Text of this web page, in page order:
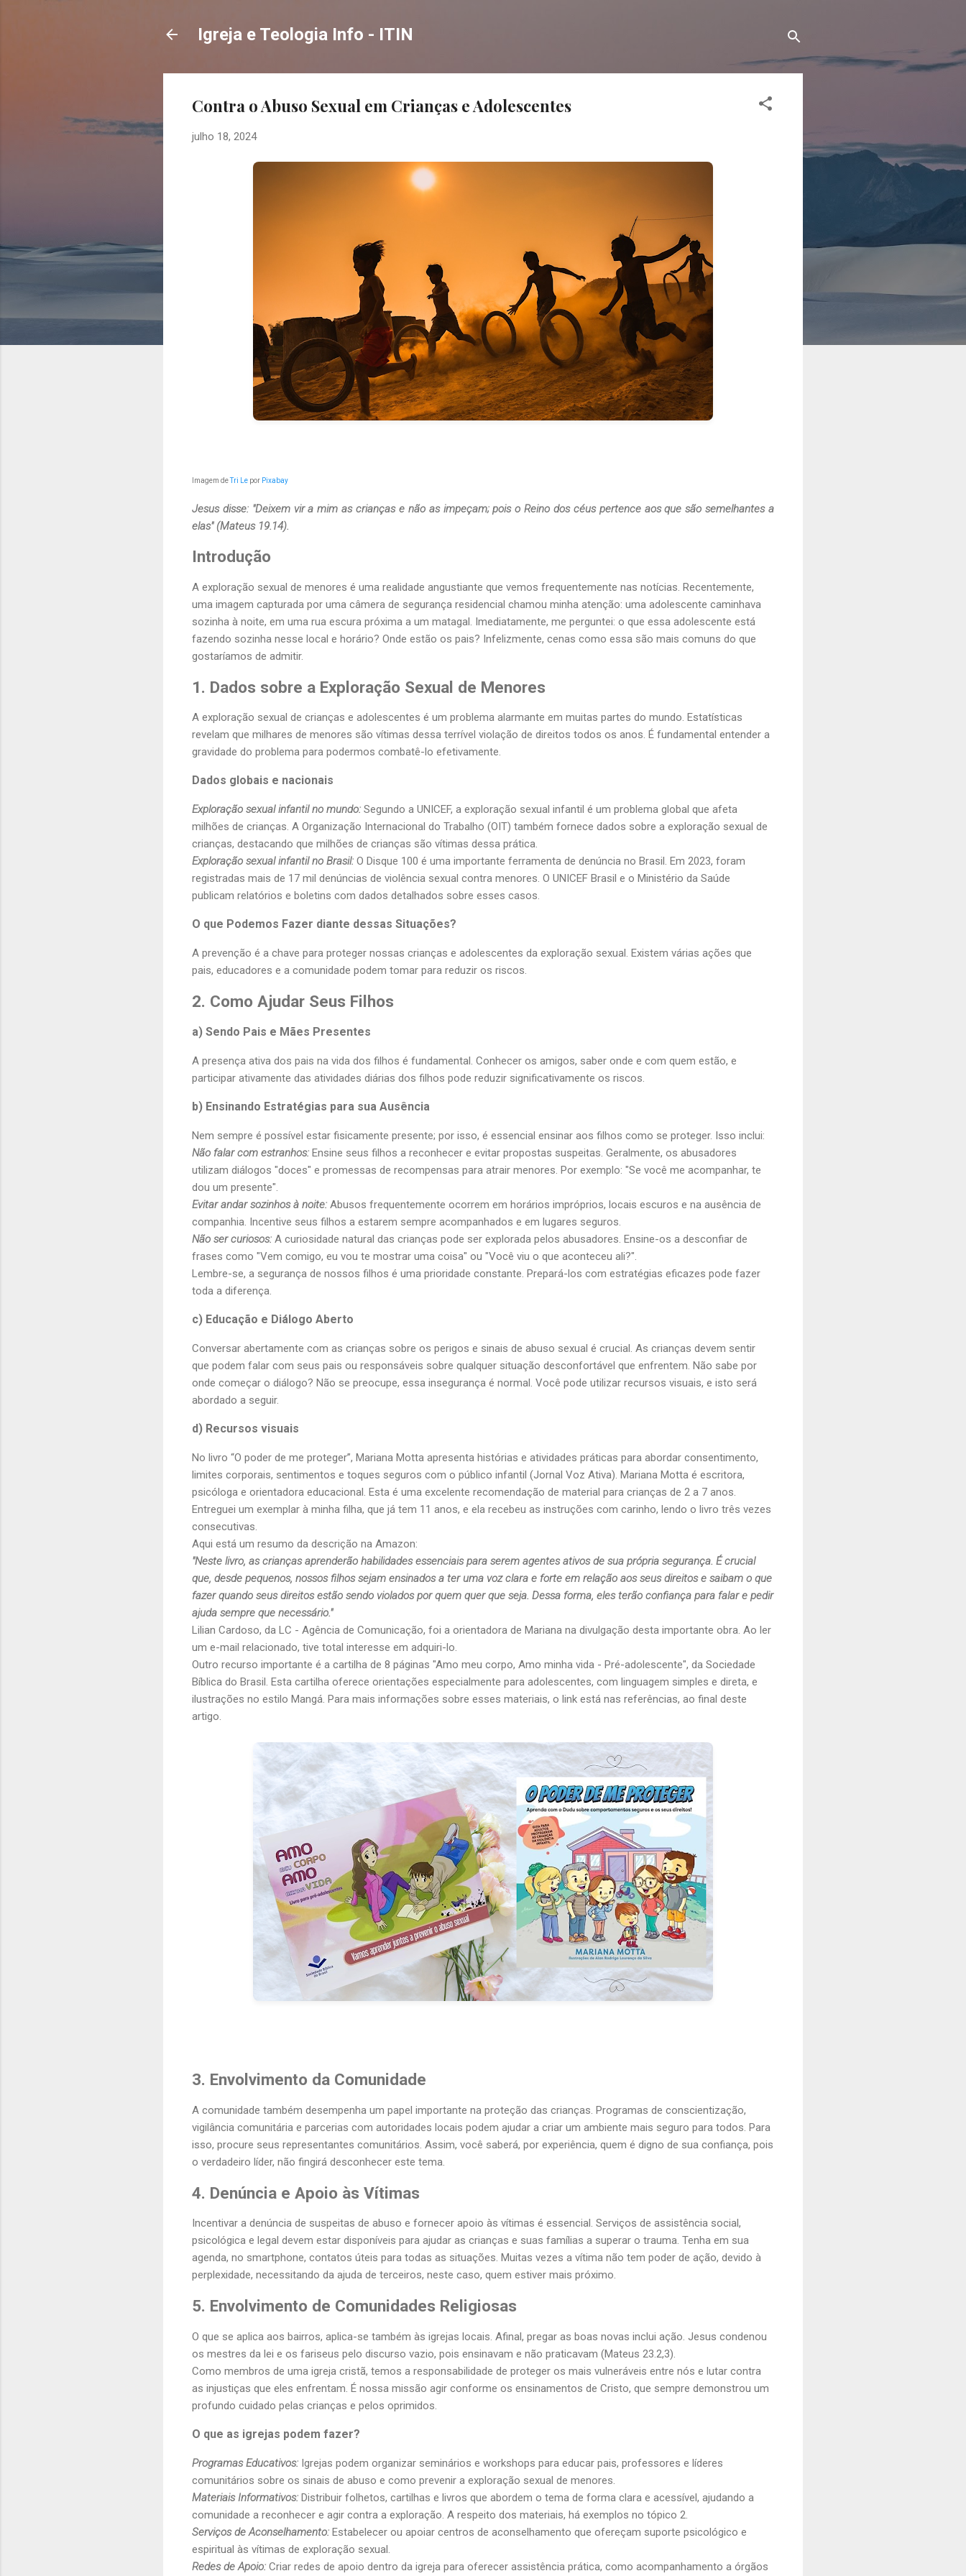
Igreja e Teologia Info - ITIN
Contra o Abuso Sexual em Crianças e Adolescentes
julho 18, 2024
Imagem deTri Le por Pixabay
Jesus disse: "Deixem vir a mim as crianças e não as impeçam; pois o Reino dos céus pertence aos que são semelhantes a
elas" (Mateus 19.14).
Introdução
A exploração sexual de menores é uma realidade angustiante que vemos frequentemente nas notícias. Recentemente,
uma imagem capturada por uma câmera de segurança residencial chamou minha atenção: uma adolescente caminhava
sozinha à noite, em uma rua escura próxima a um matagal. Imediatamente, me perguntei: o que essa adolescente está
fazendo sozinha nesse local e horário? Onde estão os pais? Infelizmente, cenas como essa são mais comuns do que
gostaríamos de admitir.
1. Dados sobre a Exploração Sexual de Menores
A exploração sexual de crianças e adolescentes é um problema alarmante em muitas partes do mundo. Estatísticas
revelam que milhares de menores são vítimas dessa terrível violação de direitos todos os anos. É fundamental entender a
gravidade do problema para podermos combatê-lo efetivamente.
Dados globais e nacionais
Exploração sexual infantil no mundo: Segundo a UNICEF, a exploração sexual infantil é um problema global que afeta
milhões de crianças. A Organização Internacional do Trabalho (OIT) também fornece dados sobre a exploração sexual de
crianças, destacando que milhões de crianças são vítimas dessa prática.
Exploração sexual infantil no Brasil: O Disque 100 é uma importante ferramenta de denúncia no Brasil. Em 2023, foram
registradas mais de 17 mil denúncias de violência sexual contra menores. O UNICEF Brasil e o Ministério da Saúde
publicam relatórios e boletins com dados detalhados sobre esses casos.
O que Podemos Fazer diante dessas Situações?
A prevenção é a chave para proteger nossas crianças e adolescentes da exploração sexual. Existem várias ações que
pais, educadores e a comunidade podem tomar para reduzir os riscos.
2. Como Ajudar Seus Filhos
a) Sendo Pais e Mães Presentes
A presença ativa dos pais na vida dos filhos é fundamental. Conhecer os amigos, saber onde e com quem estão, e
participar ativamente das atividades diárias dos filhos pode reduzir significativamente os riscos.
b) Ensinando Estratégias para sua Ausência
Nem sempre é possível estar fisicamente presente; por isso, é essencial ensinar aos filhos como se proteger. Isso inclui:
Não falar com estranhos: Ensine seus filhos a reconhecer e evitar propostas suspeitas. Geralmente, os abusadores
utilizam diálogos "doces" e promessas de recompensas para atrair menores. Por exemplo: "Se você me acompanhar, te
dou um presente".
Evitar andar sozinhos à noite: Abusos frequentemente ocorrem em horários impróprios, locais escuros e na ausência de
companhia. Incentive seus filhos a estarem sempre acompanhados e em lugares seguros.
Não ser curiosos: A curiosidade natural das crianças pode ser explorada pelos abusadores. Ensine-os a desconfiar de
frases como "Vem comigo, eu vou te mostrar uma coisa" ou "Você viu o que aconteceu ali?".
Lembre-se, a segurança de nossos filhos é uma prioridade constante. Prepará-los com estratégias eficazes pode fazer
toda a diferença.
c) Educação e Diálogo Aberto
Conversar abertamente com as crianças sobre os perigos e sinais de abuso sexual é crucial. As crianças devem sentir
que podem falar com seus pais ou responsáveis sobre qualquer situação desconfortável que enfrentem. Não sabe por
onde começar o diálogo? Não se preocupe, essa insegurança é normal. Você pode utilizar recursos visuais, e isto será
abordado a seguir.
d) Recursos visuais
No livro “O poder de me proteger”, Mariana Motta apresenta histórias e atividades práticas para abordar consentimento,
limites corporais, sentimentos e toques seguros com o público infantil (Jornal Voz Ativa). Mariana Motta é escritora,
psicóloga e orientadora educacional. Esta é uma excelente recomendação de material para crianças de 2 a 7 anos.
Entreguei um exemplar à minha filha, que já tem 11 anos, e ela recebeu as instruções com carinho, lendo o livro três vezes
consecutivas.
Aqui está um resumo da descrição na Amazon:
"Neste livro, as crianças aprenderão habilidades essenciais para serem agentes ativos de sua própria segurança. É crucial
que, desde pequenos, nossos filhos sejam ensinados a ter uma voz clara e forte em relação aos seus direitos e saibam o que
fazer quando seus direitos estão sendo violados por quem quer que seja. Dessa forma, eles terão confiança para falar e pedir
ajuda sempre que necessário."
Lilian Cardoso, da LC - Agência de Comunicação, foi a orientadora de Mariana na divulgação desta importante obra. Ao ler
um e-mail relacionado, tive total interesse em adquiri-lo.
Outro recurso importante é a cartilha de 8 páginas "Amo meu corpo, Amo minha vida - Pré-adolescente", da Sociedade
Bíblica do Brasil. Esta cartilha oferece orientações especialmente para adolescentes, com linguagem simples e direta, e
ilustrações no estilo Mangá. Para mais informações sobre esses materiais, o link está nas referências, ao final deste
artigo.
3. Envolvimento da Comunidade
A comunidade também desempenha um papel importante na proteção das crianças. Programas de conscientização,
vigilância comunitária e parcerias com autoridades locais podem ajudar a criar um ambiente mais seguro para todos. Para
isso, procure seus representantes comunitários. Assim, você saberá, por experiência, quem é digno de sua confiança, pois
o verdadeiro líder, não fingirá desconhecer este tema.
4. Denúncia e Apoio às Vítimas
Incentivar a denúncia de suspeitas de abuso e fornecer apoio às vítimas é essencial. Serviços de assistência social,
psicológica e legal devem estar disponíveis para ajudar as crianças e suas famílias a superar o trauma. Tenha em sua
agenda, no smartphone, contatos úteis para todas as situações. Muitas vezes a vítima não tem poder de ação, devido à
perplexidade, necessitando da ajuda de terceiros, neste caso, quem estiver mais próximo.
5. Envolvimento de Comunidades Religiosas
O que se aplica aos bairros, aplica-se também às igrejas locais. Afinal, pregar as boas novas inclui ação. Jesus condenou
os mestres da lei e os fariseus pelo discurso vazio, pois ensinavam e não praticavam (Mateus 23.2,3).
Como membros de uma igreja cristã, temos a responsabilidade de proteger os mais vulneráveis entre nós e lutar contra
as injustiças que eles enfrentam. É nossa missão agir conforme os ensinamentos de Cristo, que sempre demonstrou um
profundo cuidado pelas crianças e pelos oprimidos.
O que as igrejas podem fazer?
Programas Educativos: Igrejas podem organizar seminários e workshops para educar pais, professores e líderes
comunitários sobre os sinais de abuso e como prevenir a exploração sexual de menores.
Materiais Informativos: Distribuir folhetos, cartilhas e livros que abordem o tema de forma clara e acessível, ajudando a
comunidade a reconhecer e agir contra a exploração. A respeito dos materiais, há exemplos no tópico 2.
Serviços de Aconselhamento: Estabelecer ou apoiar centros de aconselhamento que ofereçam suporte psicológico e
espiritual às vítimas de exploração sexual.
Redes de Apoio: Criar redes de apoio dentro da igreja para oferecer assistência prática, como acompanhamento a órgãos